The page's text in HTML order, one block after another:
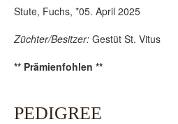
Stute, Fuchs, *05. April 2025
Züchter/Besitzer: Gestüt St. Vitus
** Prämienfohlen **
PEDIGREE